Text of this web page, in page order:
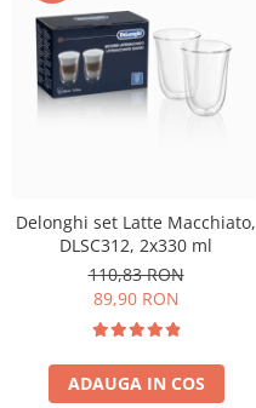
Delonghi set Latte Macchiato,
DLSC312, 2x330 ml
110,83 RON
89,90 RON
ADAUGA IN COS